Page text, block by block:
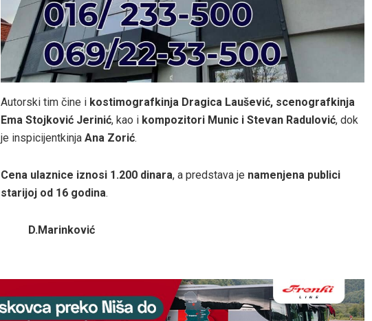
Autorski tim čine i kostimografkinja Dragica Laušević, scenografkinja
Ema Stojković Jerinić, kao i kompozitori Munic i Stevan Radulović, dok
je inspicijentkinja Ana Zorić.
Cena ulaznice iznosi 1.200 dinara, a predstava je namenjena publici
starijoj od 16 godina.
D.Marinković